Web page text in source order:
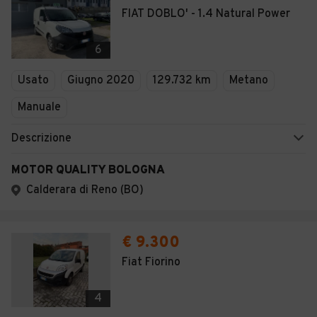
6
FIAT DOBLO' - 1.4 Natural Power
Usato Giugno 2020 129.732 km
Metano
Manuale
Descrizione
MOTOR QUALITY BOLOGNA
Calderara di Reno (BO)
4
€ 9.300
Fiat Fiorino